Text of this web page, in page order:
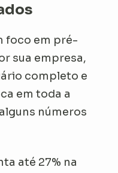
foco em pré-
sua empresa,
completo e
em toda a
números
até 27% na